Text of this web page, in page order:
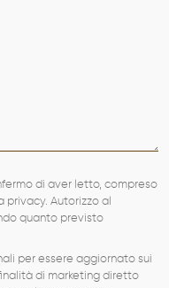
di aver letto, compreso
Autorizzo al
quanto previsto
per essere aggiornato sui
di marketing diretto